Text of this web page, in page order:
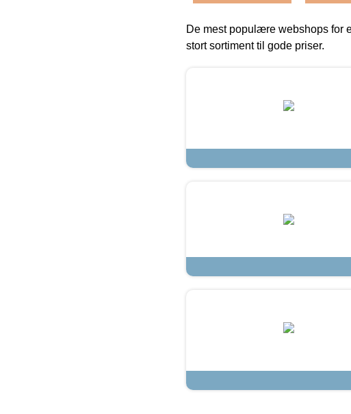
De mest populære webshops for
stort sortiment til gode priser.